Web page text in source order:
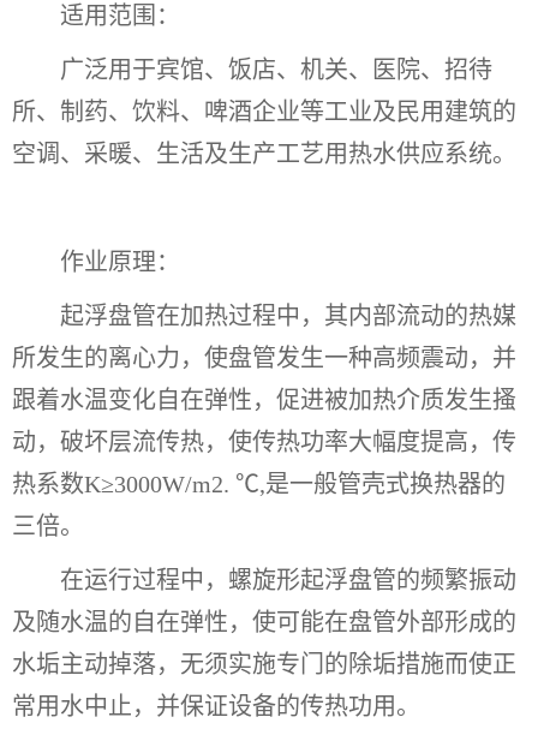
适用范围：
广泛用于宾馆、饭店、机关、医院、招待
所、制药、饮料、啤酒企业等工业及民用建筑的
空调、采暖、生活及生产工艺用热水供应系统。
作业原理：
起浮盘管在加热过程中，其内部流动的热媒
所发生的离心力，使盘管发生一种高频震动，并
跟着水温变化自在弹性，促进被加热介质发生搔
动，破坏层流传热，使传热功率大幅度提高，传
热系数K≥3000W/m2. ℃,是一般管壳式换热器的
三倍。
在运行过程中，螺旋形起浮盘管的频繁振动
及随水温的自在弹性，使可能在盘管外部形成的
水垢主动掉落，无须实施专门的除垢措施而使正
常用水中止，并保证设备的传热功用。